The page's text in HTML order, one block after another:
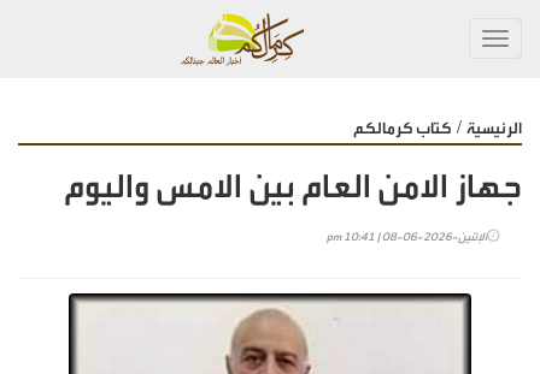
الرئيسية / كتاب كرمالكم
جهاز الامن العام بين الامس واليوم
الإثنين-2026-06-08 | 10:41 pm